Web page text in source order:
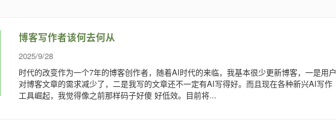
博客写作者该何去何从
2025/9/28
时代的改变作为一个7年的博客创作者，随着AI时代的来临，我基本很少更新博客，一是用户
对博客文章的需求减少了，二是我写的文章还不一定有AI写得好。而且现在各种新兴AI写作
工具崛起，我觉得像之前那样码子好傻 好低效。目前将...